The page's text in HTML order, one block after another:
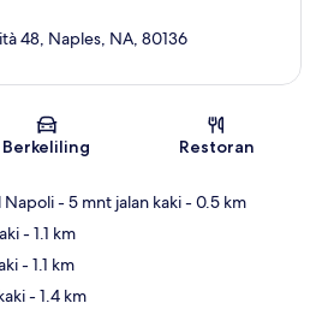
Peta
48, Naples, NA, 80136
Berkeliling Restoran
Napoli- 5 mnt jalan kaki- 0.5 km
- 1.1 km
- 1.1 km
- 1.4 km